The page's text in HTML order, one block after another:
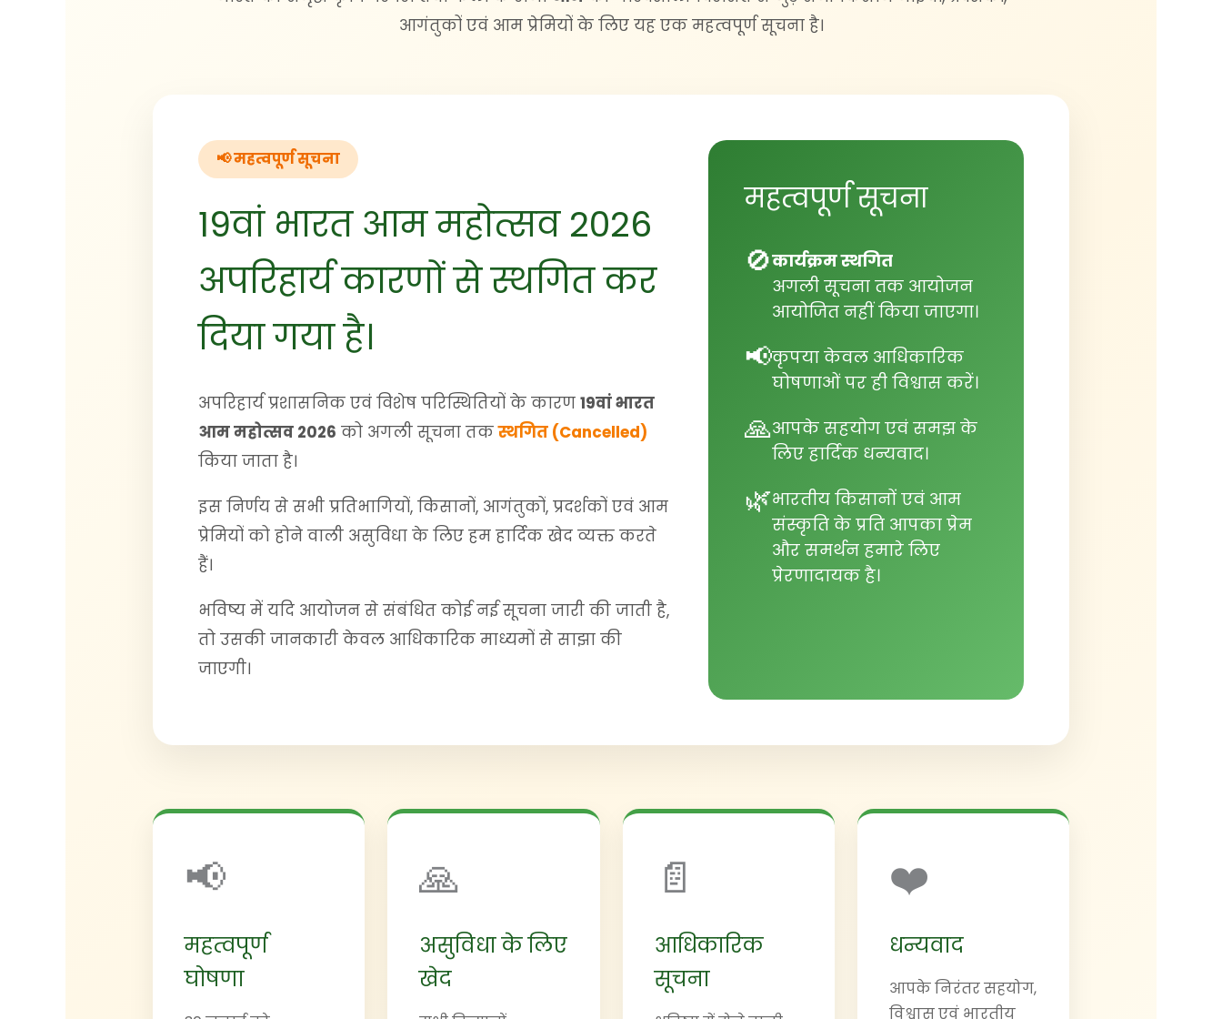
आगंतुकों एवं आम प्रेमियों के लिए यह एक महत्वपूर्ण सूचना है।
📢 महत्वपूर्ण सूचना
19वां भारत आम महोत्सव 2026
अपरिहार्य कारणों से स्थगित कर
दिया गया है।
अपरिहार्य प्रशासनिक एवं विशेष परिस्थितियों के कारण 19वां भारत
आम महोत्सव 2026 को अगली सूचना तकस्थगित (Cancelled)
किया जाता है।
इस निर्णय से सभी प्रतिभागियों, किसानों, आगंतुकों, प्रदर्शकों एवं आम
प्रेमियों को होने वाली असुविधा के लिए हम हार्दिक खेद व्यक्त करते
हैं।
भविष्य में यदि आयोजन से संबंधित कोई नई सूचना जारी की जाती है,
तो उसकी जानकारी केवल आधिकारिक माध्यमों से साझा की
जाएगी।
महत्वपूर्ण सूचना
🚫कार्यक्रम स्थगित
अगली सूचना तक आयोजन
आयोजित नहीं किया जाएगा।
📢कृपया केवल आधिकारिक
घोषणाओं पर ही विश्वास करें।
🙏आपके सहयोग एवं समझ के
लिए हार्दिक धन्यवाद।
🌿भारतीय किसानों एवं आम
संस्कृति के प्रति आपका प्रेम
और समर्थन हमारे लिए
प्रेरणादायक है।
📢
महत्वपूर्ण
घोषणा
🙏
असुविधा के लिए
खेद
📄
आधिकारिक
सूचना
❤️
धन्यवाद
आपके निरंतर सहयोग,
विश्वास एवं भारतीय